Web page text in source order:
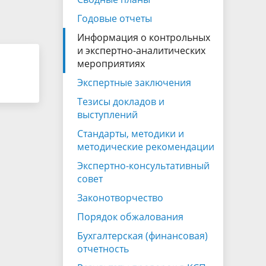
Законотворчество
Годовые отчеты
Информация о контрольных
и экспертно-аналитических
мероприятиях
Экспертные заключения
Тезисы докладов и
выступлений
Стандарты, методики и
методические рекомендации
Экспертно-консультативный
совет
Законотворчество
Порядок обжалования
Бухгалтерская (финансовая)
отчетность